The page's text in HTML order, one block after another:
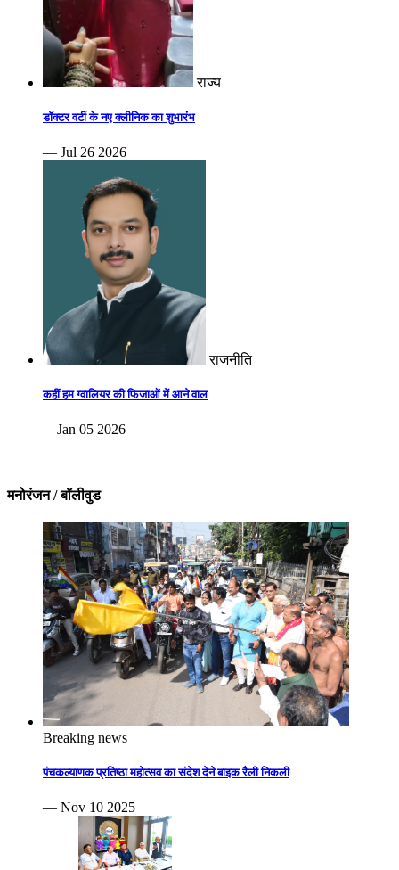
राज्य
डॉक्टर वर्टी के नए क्लीनिक का शुभारंभ
— Jul 26 2026
राजनीति
कहीं हम ग्वालियर की फिजाओं में आने वाल
—Jan 05 2026
मनोरंजन / बॉलीवुड
Breaking news
पंचकल्याणक प्रतिष्ठा महोत्सव का संदेश देने बाइक रैली निकली
— Nov 10 2025